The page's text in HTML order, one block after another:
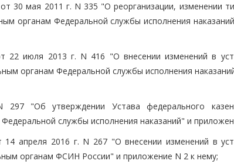
30 мая 2011 г. N 335 "О реорганизации, изменении
органам Федеральной службы исполнения
22 июля 2013 г. N 416 "О внесении изменений в
органам Федеральной службы исполнения
"Об утверждении Устава федерального
службы исполнения наказаний" и
апреля 2016 г. N 267 "О внесении изменений в
органам ФСИН России" и приложение N 2 к нему;